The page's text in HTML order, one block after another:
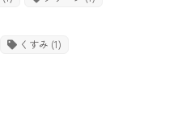
くすみ (1)